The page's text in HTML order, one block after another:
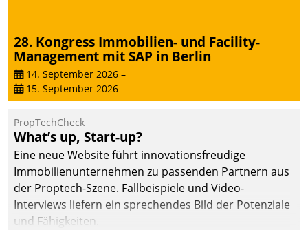
der Lösung über die SAP
Cloud Platform
entschieden - als erstes
Unternehmen am
28. Kongress Immobilien- und Facility-
Management mit SAP in Berlin
14. September 2026 –
15. September 2026
PropTechCheck
What’s up, Start-up?
Eine neue Website führt innovationsfreudige
Immobilienunternehmen zu passenden Partnern aus
der Proptech-Szene. Fallbeispiele und Video-
Interviews liefern ein sprechendes Bild der Potenziale
und Fähigkeiten.